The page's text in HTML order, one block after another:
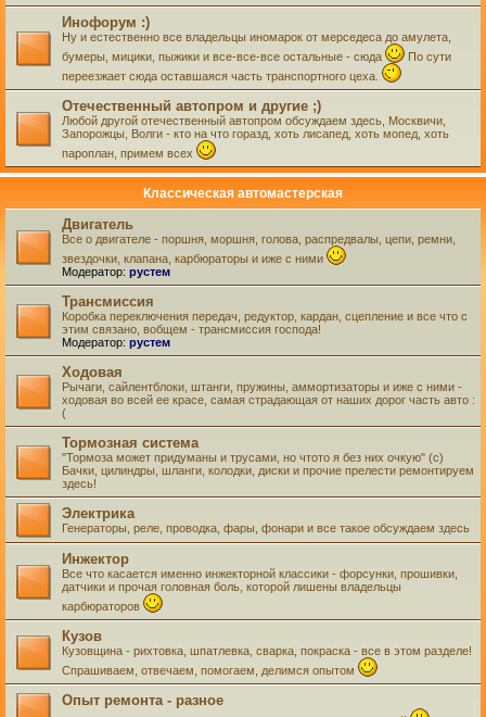
Инофорум :)
Ну и естественно все владельцы иномарок от мерседеса до амулета,
бумеры, мицики, пыжики и все-все-все остальные - сюда
По сути
переезжает сюда оставшаяся часть транспортного цеха.
Отечественный автопром и другие ;)
Любой другой отечественный автопром обсуждаем здесь, Москвичи,
Запорожцы, Волги - кто на что горазд, хоть лисапед, хоть мопед, хоть
пароплан, примем всех
Классическая автомастерская
Двигатель
Все о двигателе - поршня, моршня, голова, распредвалы, цепи, ремни,
звездочки, клапана, карбюраторы и иже с ними
Модератор: рустем
Трансмиссия
Коробка переключения передач, редуктор, кардан, сцепление и все что с
этим связано, вобщем - трансмиссия господа!
Модератор: рустем
Ходовая
Рычаги, сайлентблоки, штанги, пружины, аммортизаторы и иже с ними -
ходовая во всей ее красе, самая страдающая от наших дорог часть авто :
(
Тормозная система
"Тормоза может придуманы и трусами, но чтото я без них очкую" (с)
Бачки, цилиндры, шланги, колодки, диски и прочие прелести ремонтируем
здесь!
Электрика
Генераторы, реле, проводка, фары, фонари и все такое обсуждаем здесь
Инжектор
Все что касается именно инжекторной классики - форсунки, прошивки,
датчики и прочая головная боль, которой лишены владельцы
карбюраторов
Кузов
Кузовщина - рихтовка, шпатлевка, сварка, покраска - все в этом разделе!
Спрашиваем, отвечаем, помогаем, делимся опытом
Опыт ремонта - разное